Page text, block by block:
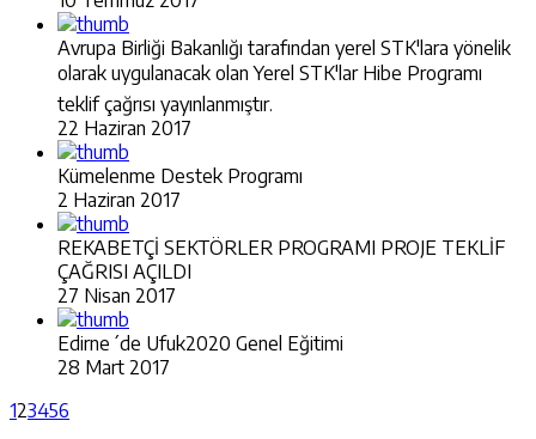
Avrupa Birliği Bakanlığı tarafından yerel STK'lara yönelik
olarak uygulanacak olan Yerel STK'lar Hibe Programı
teklif çağrısı yayınlanmıştır.
22 Haziran 2017
Kümelenme Destek Programı
2 Haziran 2017
REKABETÇİ SEKTÖRLER PROGRAMI PROJE TEKLİF
ÇAĞRISI AÇILDI
27 Nisan 2017
Edirne´de Ufuk2020 Genel Eğitimi
28 Mart 2017
123456